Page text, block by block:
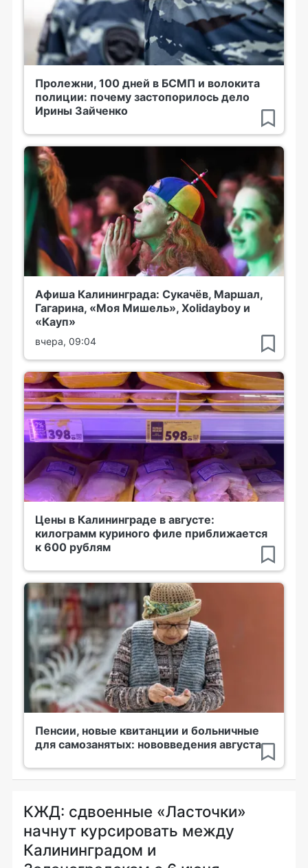
Пролежни, 100 дней в БСМП и волокита
полиции: почему застопорилось дело
Ирины Зайченко
Афиша Калининграда: Сукачёв, Маршал,
Гагарина, «Моя Мишель», Xolidayboy и
«Кауп»
вчера, 09:04
Цены в Калининграде в августе:
килограмм куриного филе приближается
к 600 рублям
Пенсии, новые квитанции и больничные
для самозанятых: нововведения августа
КЖД: сдвоенные «Ласточки»
начнут курсировать между
Калининградом и